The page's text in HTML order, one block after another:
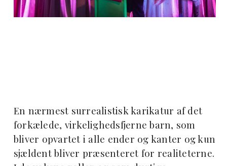
En nærmest surrealistisk karikatur af det
forkælede, virkelighedsfjerne barn, som
bliver opvartet i alle ender og kanter og kun
sjældent bliver præsenteret for realiteterne.